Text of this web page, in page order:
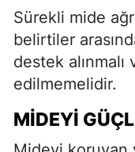
Sürekli mide
belirtiler
destek
edilmemelidir.
MIDEYI